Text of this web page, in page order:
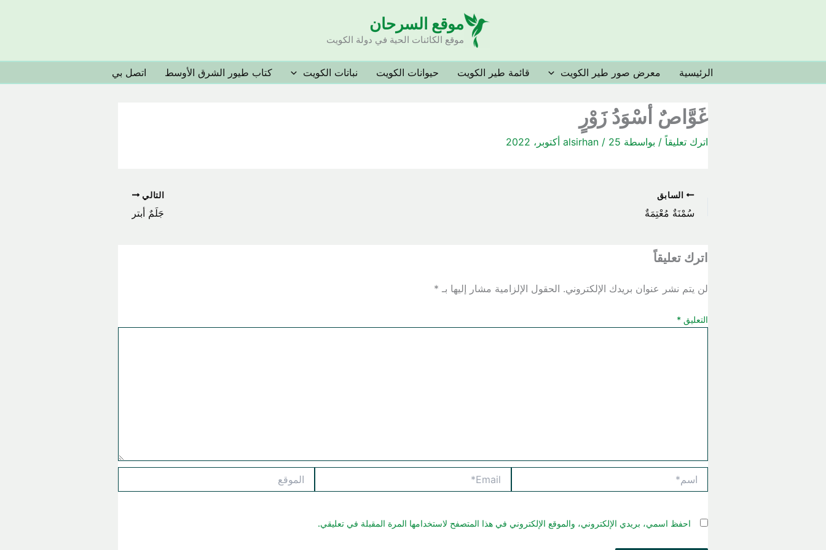
موقع السرحان
موقع الكائنات الحية في دولة الكويت
الرئيسية معرض صور طير الكويت قائمة طير الكويت حيوانات الكويت نباتات الكويت كتاب طيور الشرق الأوسط اتصل بي
غَوَّاصٌ أسْوَدُ زَوْرٍ
اترك تعليقاً / بواسطة alsirhan / 25 أكتوبر، 2022
السابق
سُمْنَةٌ مُعْتِمَةٌ
التالي
جَلَمٌ أبتر
اترك تعليقاً
لن يتم نشر عنوان بريدك الإلكتروني. الحقول الإلزامية مشار إليها بـ *
التعليق *
احفظ اسمي، بريدي الإلكتروني، والموقع الإلكتروني في هذا المتصفح لاستخدامها المرة المقبلة في تعليقي.